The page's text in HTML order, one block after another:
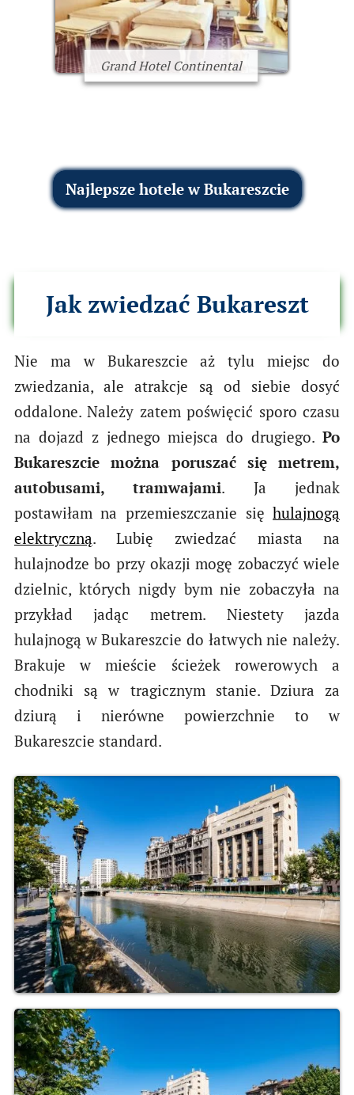
Grand Hotel Continental
Najlepsze hotele w Bukareszcie
Jak zwiedzać Bukareszt
Nie ma w Bukareszcie aż tylu miejsc do
zwiedzania, ale atrakcje są od siebie dosyć
oddalone. Należy zatem poświęcić sporo czasu
na dojazd z jednego miejsca do drugiego.Po
Bukareszcie można poruszać się metrem,
autobusami, tramwajami. Ja jednak
postawiłam na przemieszczanie sięhulajnogą
elektryczną. Lubię zwiedzać miasta na
hulajnodze bo przy okazji mogę zobaczyć wiele
dzielnic, których nigdy bym nie zobaczyła na
przykład jadąc metrem. Niestety jazda
hulajnogą w Bukareszcie do łatwych nie należy.
Brakuje w mieście ścieżek rowerowych a
chodniki są w tragicznym stanie. Dziura za
dziurą i nierówne powierzchnie to w
Bukareszcie standard.